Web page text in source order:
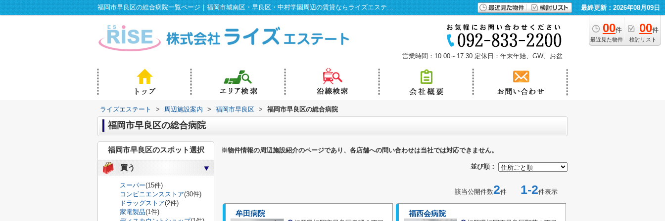
福岡市早良区の総合病院一覧ページ｜福岡市城南区・早良区・中村学園周辺の賃貸ならライズエステート 最終更新：2026年08月09日
00件
最近見た物件
00件
検討リスト
営業時間：10:00～17:30 定休日：年末年始、GW、お盆
ライズエステート > 周辺施設案内 > 福岡市早良区 > 福岡市早良区の総合病院
福岡市早良区の総合病院
※物件情報の周辺施設紹介のページであり、各店舗への問い合わせは当社では対応できません。
並び順：
該当公開件数2件 1-2件表示
牟田病院 福西会病院
福岡市早良区のスポット選択
買う
スーパー(15件)
コンビニエンスストア(30件)
ドラッグストア(2件)
家電製品(1件)